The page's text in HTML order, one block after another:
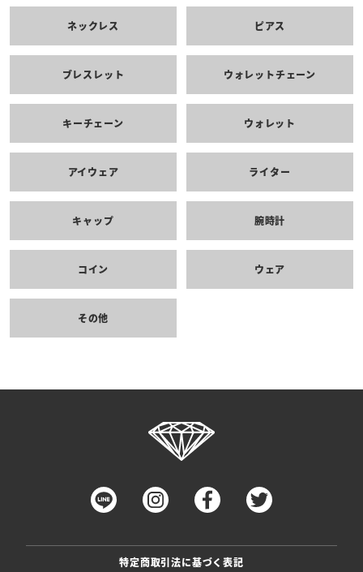
ネックレス ピアス
ブレスレット ウォレットチェーン
キーチェーン ウォレット
アイウェア ライター
キャップ 腕時計
コイン ウェア
その他
特定商取引法に基づく表記